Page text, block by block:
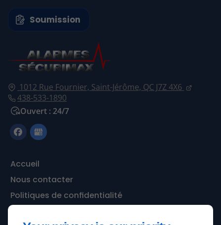
1012 Rue Fournier, Saint-Jérôme, QC J7Z 4X6
438-533-1890
Ouvert : 24/7
Accueil
Nous contacter
Politiques de confidentialité
Soumission